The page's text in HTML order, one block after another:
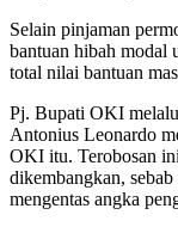
Selain pinjaman
bantuan hibah modal
total nilai bantuan
Pj. Bupati OKI
Antonius Leonardo
OKI itu. Terobosan
dikembangkan,
mengentas angka